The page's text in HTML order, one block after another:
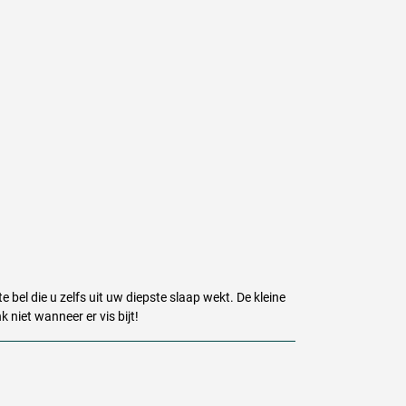
bel die u zelfs uit uw diepste slaap wekt. De kleine
niet wanneer er vis bijt!